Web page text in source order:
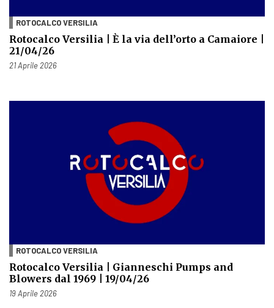
ROTOCALCO VERSILIA
Rotocalco Versilia | È la via dell’orto a Camaiore |
21/04/26
Pubblicato il
21 Aprile 2026
ROTOCALCO VERSILIA
Rotocalco Versilia | Gianneschi Pumps and
Blowers dal 1969 | 19/04/26
Pubblicato il
19 Aprile 2026